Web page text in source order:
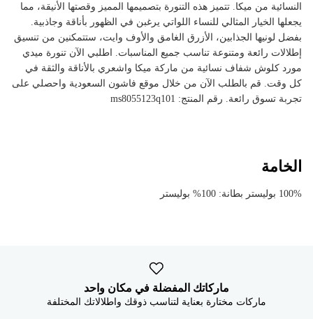
النسائية من ميكا. تتميز هذه التنورة بتصميمها المميز وقصتها الأنيقة، مما
يجعلها الخيار المثالي للنساء اللواتي يرغبن في الظهور بأناقة وجاذبية.
بفضل لونيها الجذابين، الأزرق الغامق والأوف وايت، ستتمكنين من تنسيق
إطلالات رائعة ومتنوعة تناسب جميع المناسبات. اطلبي الآن تنورة ميدي
مورد كلوش شفاف نسائية من ماركة ميكا واشعري بالأناقة والثقة في
كل وقت. قم بالطلب الآن من خلال موقع فاشون السعودية واحصلي على
تجربة تسوق رائعة. رقم المنتج: ms8055123q101
الخامة
100% بوليستر بطانة: 100% بوليستر
ماركاتك المفضلة في مكان واحد
ماركات مختارة بعناية لتناسب ذوقك واطلالاتك المختلفة